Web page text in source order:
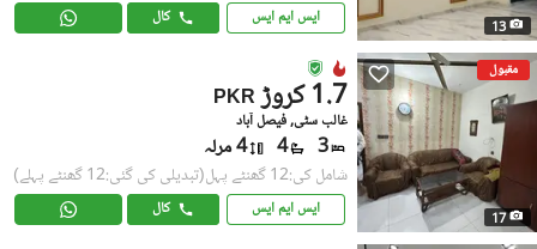
13 ایس ایم ایس کال
مقبول
17
PKR 1.7 کروڑ
غالب سٹی, فیصل آباد
3
4 4 مرلہ
شامل کی:12 گھنٹے پہل (تبدیلی کی گئی:12 گھنٹے پہلے)
ایس ایم ایس کال